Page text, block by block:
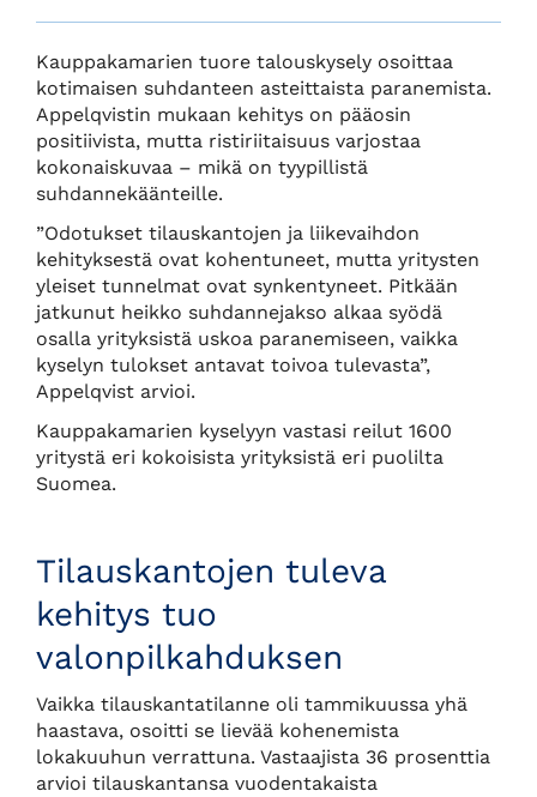
Kauppakamarien tuore talouskysely osoittaa
kotimaisen suhdanteen asteittaista paranemista.
Appelqvistin mukaan kehitys on pääosin
positiivista, mutta ristiriitaisuus varjostaa
kokonaiskuvaa – mikä on tyypillistä
suhdannekäänteille.
”Odotukset tilauskantojen ja liikevaihdon
kehityksestä ovat kohentuneet, mutta yritysten
yleiset tunnelmat ovat synkentyneet. Pitkään
jatkunut heikko suhdannejakso alkaa syödä
osalla yrityksistä uskoa paranemiseen, vaikka
kyselyn tulokset antavat toivoa tulevasta”,
Appelqvist arvioi.
Kauppakamarien kyselyyn vastasi reilut 1600
yritystä eri kokoisista yrityksistä eri puolilta
Suomea.
Tilauskantojen tuleva
kehitys tuo
valonpilkahduksen
Vaikka tilauskantatilanne oli tammikuussa yhä
haastava, osoitti se lievää kohenemista
lokakuuhun verrattuna. Vastaajista 36 prosenttia
arvioi tilauskantansa vuodentakaista